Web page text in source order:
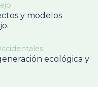
y modelos
ecológica y